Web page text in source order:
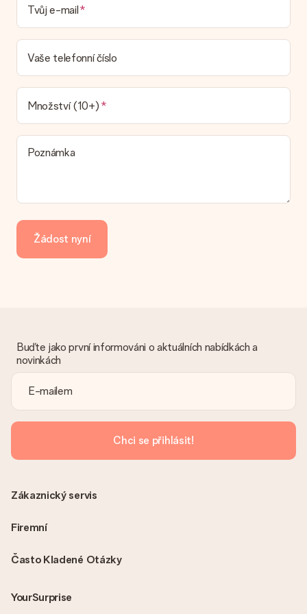
Není možné zvolit konkrétní datum dodání.
Jaká je dodací lhůta a kdy dostávám dárek?
Dodací lhůtu naleznete na stránce produktu. Můžete věřit, že
náš dopravce vám dodá váš dárek.
Jaké možnosti doručení si mohu vybrat?
V současné době není možné zvolit možnost doručení. Dárek,
který chcete objednat, je buď odeslán jako balíček nebo jako
doručování poštovní schránky. Chcete vědět, na kterou
možnost spadá vaše objednávka? Kontaktujte prosím náš
zákaznický servis.
Jak mohu zaplatit objednávku?
kartu, fakturu přes Klarna nebo ruční převod. V případě ručního
převodu platby prosím vezměte v úvahu dodací lhůtu 3 dny
navíc.
vhodné řešení.
Je faktura odeslána spolu s objednávkou?
vždy v potvrzovacím e-mailu a vždy ji najdete ve svém účtu
MySurprise. To znamená, že můžete dar doručit přímo
příjemci, což je opravdovým překvapením!
Tvůj e-mail
Vaše telefonní číslo
Množství (10+)
Poznámka
Žádost nyní
Buďte jako první informováni o aktuálních nabídkách a
novinkách
Chci se přihlásit!
Často Kladené Otázky
YourSurprise
Zákaznický servis
Firemní